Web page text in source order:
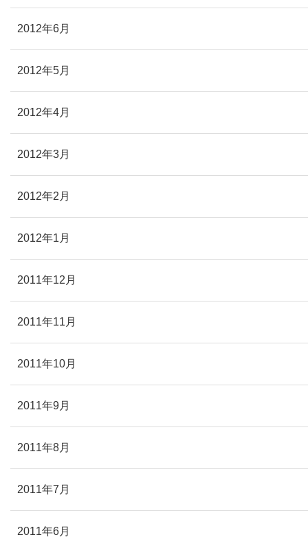
2012年6月
2012年5月
2012年4月
2012年3月
2012年2月
2012年1月
2011年12月
2011年11月
2011年10月
2011年9月
2011年8月
2011年7月
2011年6月